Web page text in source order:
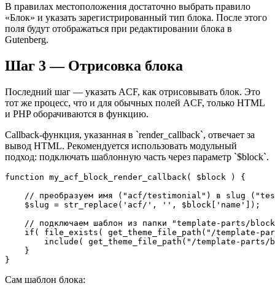
В правилах местоположения достаточно выбрать правило
«Блок» и указать зарегистрированный тип блока. После этого
поля будут отображаться при редактировании блока в
Gutenberg.
Шаг 3 — Отрисовка блока
Последний шаг — указать ACF, как отрисовывать блок. Это
тот же процесс, что и для обычных полей ACF, только HTML
и PHP оборачиваются в функцию.
Callback-функция, указанная в `render_callback`, отвечает за
вывод HTML. Рекомендуется использовать модульный
подход: подключать шаблонную часть через параметр `$block`.
function my_acf_block_render_callback( $block ) {
// преобразуем имя ("acf/testimonial") в slug
    $slug = str_replace('acf/', '', $block['name']);
// подключаем шаблон из папки "template-parts/
if( file_exists( get_theme_file_path("/template-
include( get_theme_file_path("/template-parts/
    }
Сам шаблон блока: